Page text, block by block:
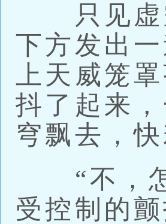
只见虚
下方发出
上天威笼
抖了起来
穹飘去，
“不，怎
受控制的